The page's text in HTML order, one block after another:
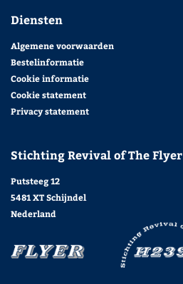
Diensten
Algemene voorwaarden
Bestelinformatie
Cookie informatie
Cookie statement
Privacy statement
Stichting Revival of The Flyer
Putsteeg 12
5481 XT Schijndel
Nederland